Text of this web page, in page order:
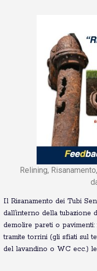
Relining,
Il Risanamento dei Tubi
dall’interno della tubazione
demolire pareti o
tramite torrini (gli sfiati sul
del lavandino o WC ecc.)